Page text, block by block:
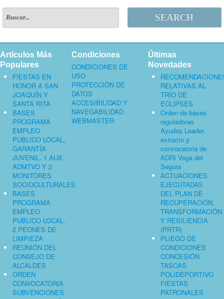
SEARCH
Artículos Más
Populares
FIESTAS EN
HONOR A SAN
JOAQUÍN Y
SANTA RITA
BASES
PROGRAMA
EMPLEO
PUBLICO LOCAL,
GARANTÍA
JUVENIL. 1 AUX.
ADMTVO Y 2
MONITORES
SOCIOCULTURALES
BASES
PROGRAMA
EMPLEO
PUBLICO LOCAL.
2 PEONES DE
LIMPIEZA
REUNIÓN DEL
CONSEJO DE
ALCALDES
ORDEN
CONVOCATORIA
SUBVENCIONES
Condiciones
CONDICIONES DE
USO
PROTECCIÓN DE
DATOS
ACCESIBILIDAD Y
NAVEGABILIDAD
WEBMASTER
Últimas
Novedades
RELATIVAS AL
TRÍO DE
ECLIPSES
Orden de bases
reguladoras
Ayudas Leader,
extracto y
convocatoria de
ADRI Vega del
Segura
ACTUACIONES
EJECUTADAS
DEL PLAN DE
RECUPERACIÓN,
TRANSFORMACIÓN
Y RESILIENCIA
(PRTR)
PLIEGO DE
CONDICIONES
CONCESIÓN
TASCAS
POLIDEPORTIVO
FIESTAS
PATRONALES